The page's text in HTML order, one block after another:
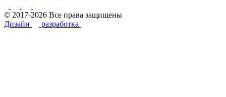
© 2017-2026 Все права защищены
Дизайн
разработка